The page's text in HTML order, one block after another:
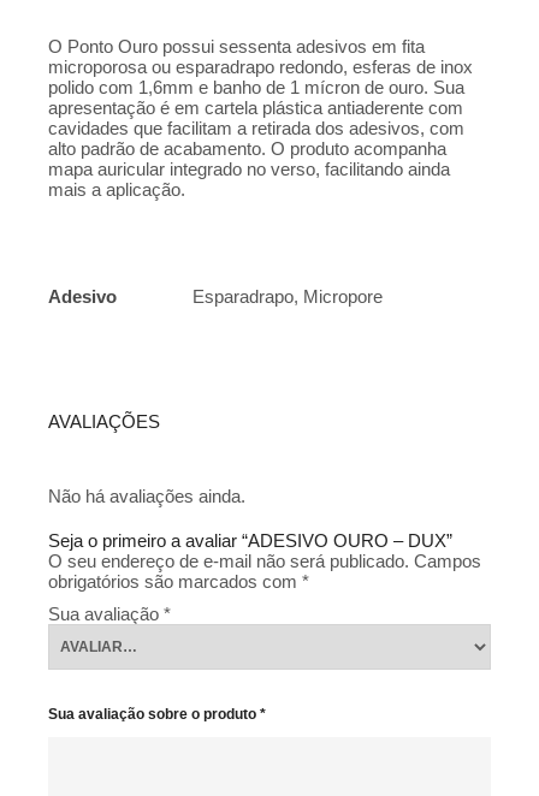
O Ponto Ouro possui sessenta adesivos em fita
microporosa ou esparadrapo redondo, esferas de inox
polido com 1,6mm e banho de 1 mícron de ouro. Sua
apresentação é em cartela plástica antiaderente com
cavidades que facilitam a retirada dos adesivos, com
alto padrão de acabamento. O produto acompanha
mapa auricular integrado no verso, facilitando ainda
mais a aplicação.
Adesivo Esparadrapo, Micropore
AVALIAÇÕES
Não há avaliações ainda.
Seja o primeiro a avaliar “ADESIVO OURO – DUX”
O seu endereço de e-mail não será publicado. Campos
obrigatórios são marcados com *
Sua avaliação *
Sua avaliação sobre o produto *